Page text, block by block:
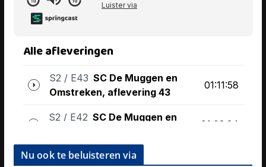
Nu ook te beluisteren via